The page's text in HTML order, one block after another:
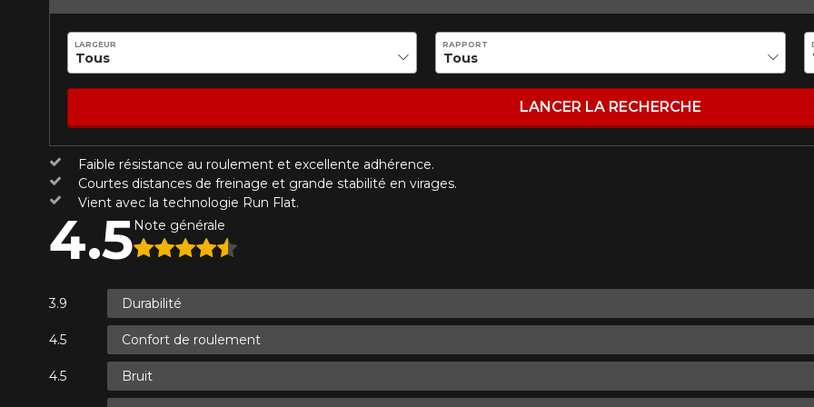
Faible résistance au roulement et excellente adhérence.
Courtes distances de freinage et grande stabilité en virages.
Vient avec la technologie Run Flat.
LARGEUR RAPPORT
LANCER LA RECHERCHE
4.5Note générale
Durabilité
Confort de roulement
Bruit
Envoyer Annuler
1-866-220-8025
*Attention cette dimension représente une possibilité d'équipement pour votre véhicule, vous devez vérifier
véhicule directement avant de commander.